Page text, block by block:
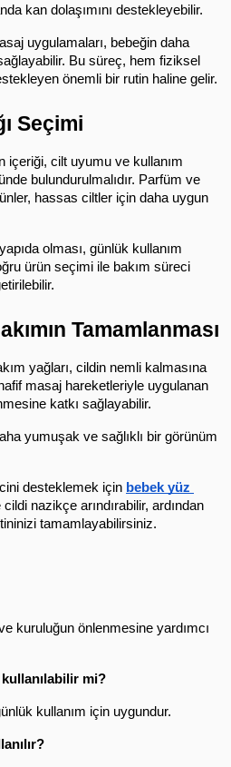
kan dolaşımını destekleyebilir.
uygulamaları, bebeğin daha
Bu süreç, hem fiziksel
önemli bir rutin haline gelir.
Seçimi
içeriği, cilt uyumu ve kullanım
bulundurulmalıdır. Parfüm ve
hassas ciltler için daha uygun
olması, günlük kullanım
ürün seçimi ile bakım süreci
Tamamlanması
yağları, cildin nemli kalmasına
masaj hareketleriyle uygulanan
katkı sağlayabilir.
yumuşak ve sağlıklı bir görünüm
desteklemek için bebek yüz
tamamlayabilirsiniz.
kuruluğun önlenmesine yardımcı
kullanılabilir mi?
kullanım için uygundur.